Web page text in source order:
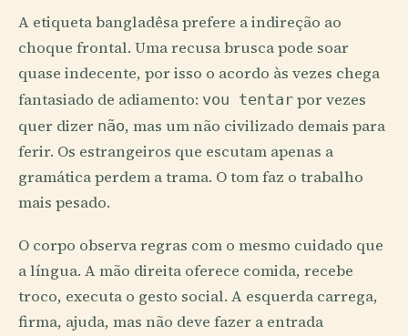
A etiqueta bangladêsa prefere a indireção ao
choque frontal. Uma recusa brusca pode soar
quase indecente, por isso o acordo às vezes chega
fantasiado de adiamento: vou tentar por vezes
quer dizer não, mas um não civilizado demais para
ferir. Os estrangeiros que escutam apenas a
gramática perdem a trama. O tom faz o trabalho
mais pesado.
O corpo observa regras com o mesmo cuidado que
a língua. A mão direita oferece comida, recebe
troco, executa o gesto social. A esquerda carrega,
firma, ajuda, mas não deve fazer a entrada